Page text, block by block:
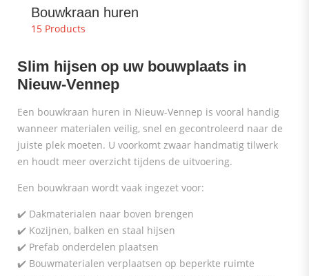
Bouwkraan huren
15 Products
Slim hijsen op uw bouwplaats in
Nieuw-Vennep
Een bouwkraan huren in Nieuw-Vennep is vooral handig
wanneer materialen veilig, snel en gecontroleerd naar de
juiste plek moeten. U voorkomt zwaar handmatig tilwerk
en houdt meer overzicht tijdens de uitvoering.
Een bouwkraan wordt vaak ingezet voor:
✔️ Dakmaterialen naar boven brengen
✔️ Kozijnen, balken en staal hijsen
✔️ Prefab onderdelen plaatsen
✔️ Bouwmaterialen verplaatsen op beperkte ruimte